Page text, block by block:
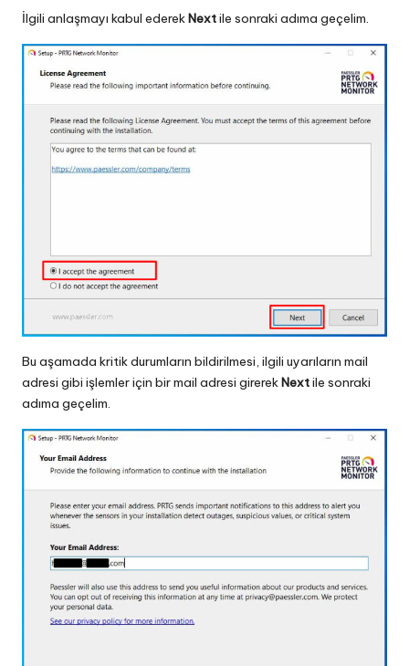
İlgili anlaşmayı kabul ederekNextile sonraki adıma geçelim.
Bu aşamada kritik durumların bildirilmesi, ilgili uyarıların mail
adresi gibi işlemler için bir mail adresi girerekNextile sonraki
adıma geçelim.